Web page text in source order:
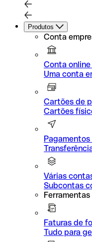
Produtos
Conta
Conta
Uma conta
Cartões de
Cartões
Várias
Subcontas
Faturas de
Tudo para